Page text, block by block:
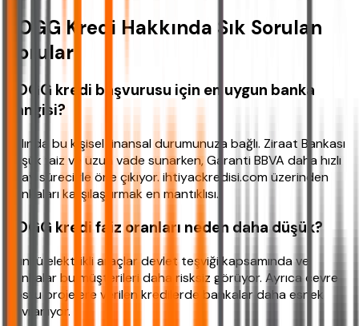
TOGG Kredi Hakkında Sık Sorulan
Sorular
TOGG kredi başvurusu için en uygun banka
hangisi?
Aslında bu kişisel finansal durumunuza bağlı. Ziraat Bankası
düşük faiz ve uzun vade sunarken, Garanti BBVA daha hızlı
onay süreciyle öne çıkıyor. ihtiyackredisi.com üzerinden
bankaları karşılaştırmak en mantıklısı.
TOGG kredi faiz oranları neden daha düşük?
Çünkü elektrikli araçlar devlet teşviği kapsamında ve
bankalar bu müşterileri daha risksiz görüyor. Ayrıca çevre
dostu projelere verilen kredilerde bankalar daha esnek
davranıyor.